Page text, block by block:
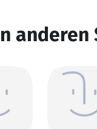
anderen